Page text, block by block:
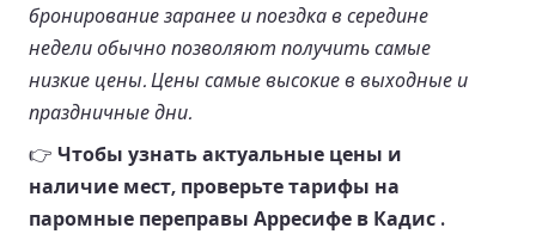
бронирование заранее и поездка в середине
недели обычно позволяют получить самые
низкие цены. Цены самые высокие в выходные и
праздничные дни.
👉 Чтобы узнать актуальные цены и
наличие мест, проверьте тарифы на
паромные переправы Арресифе в Кадис .